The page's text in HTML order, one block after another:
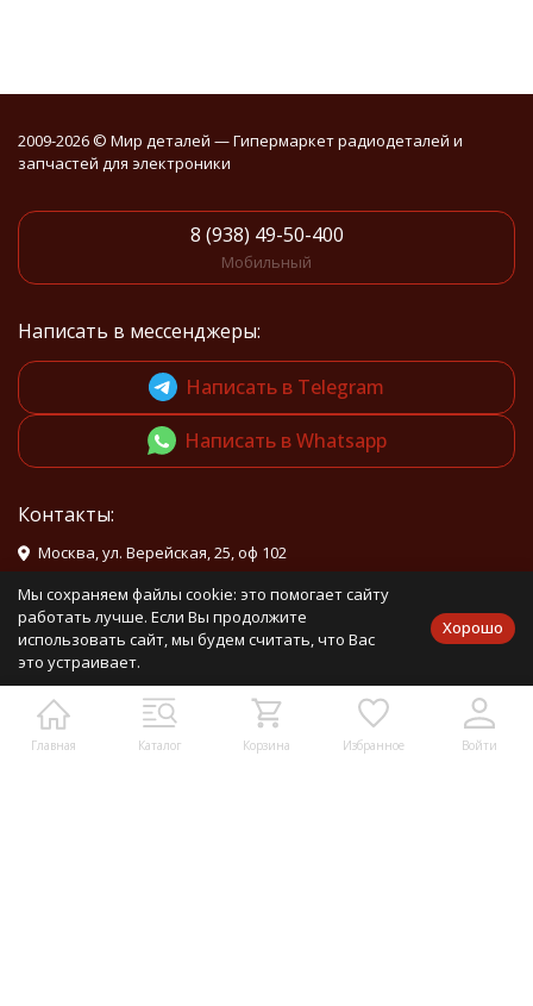
Главная Каталог Корзина Избранное Войти
2009-2026 © Мир деталей — Гипермаркет радиодеталей и
запчастей для электроники
8 (938) 49-50-400
Мобильный
Написать в мессенджеры:
Написать в Telegram
Написать в Whatsapp
Контакты:
Москва, ул. Верейская, 25, оф 102
info@mirdetali.ru
Мы в социальных сетях:
Мы сохраняем файлы cookie: это помогает сайту
работать лучше. Если Вы продолжите
использовать сайт, мы будем считать, что Вас
это устраивает.
Хорошо